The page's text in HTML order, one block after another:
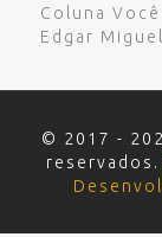
Coluna
Edgar
© 2017 -
reservados.